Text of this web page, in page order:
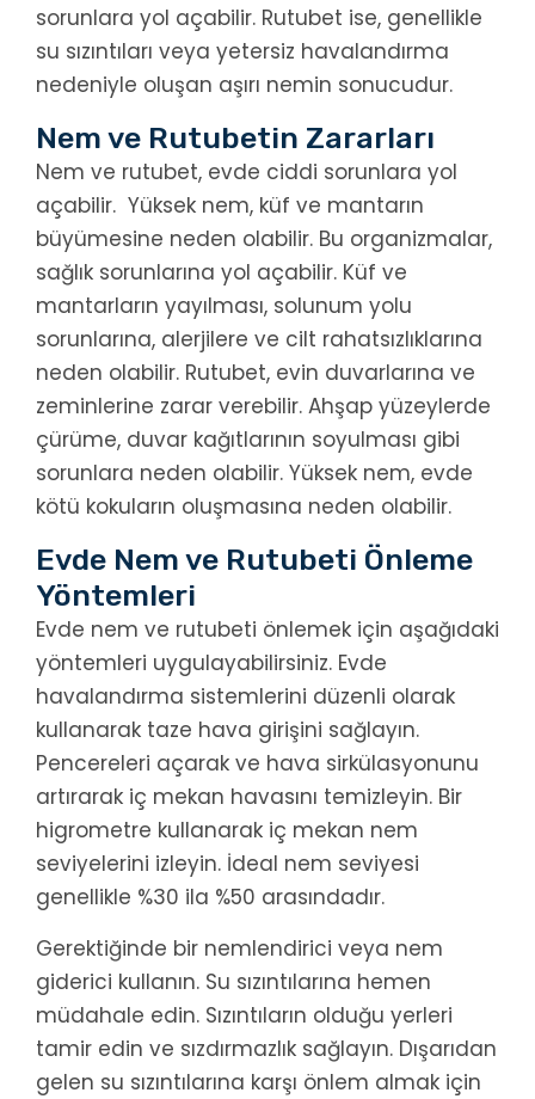
sorunlara yol açabilir. Rutubet ise, genellikle
su sızıntıları veya yetersiz havalandırma
nedeniyle oluşan aşırı nemin sonucudur.
Nem ve Rutubetin Zararları
Nem ve rutubet, evde ciddi sorunlara yol
açabilir. Yüksek nem, küf ve mantarın
büyümesine neden olabilir. Bu organizmalar,
sağlık sorunlarına yol açabilir. Küf ve
mantarların yayılması, solunum yolu
sorunlarına, alerjilere ve cilt rahatsızlıklarına
neden olabilir. Rutubet, evin duvarlarına ve
zeminlerine zarar verebilir. Ahşap yüzeylerde
çürüme, duvar kağıtlarının soyulması gibi
sorunlara neden olabilir. Yüksek nem, evde
kötü kokuların oluşmasına neden olabilir.
Evde Nem ve Rutubeti Önleme
Yöntemleri
Evde nem ve rutubeti önlemek için aşağıdaki
yöntemleri uygulayabilirsiniz. Evde
havalandırma sistemlerini düzenli olarak
kullanarak taze hava girişini sağlayın.
Pencereleri açarak ve hava sirkülasyonunu
artırarak iç mekan havasını temizleyin. Bir
higrometre kullanarak iç mekan nem
seviyelerini izleyin. İdeal nem seviyesi
genellikle %30 ila %50 arasındadır.
Gerektiğinde bir nemlendirici veya nem
giderici kullanın. Su sızıntılarına hemen
müdahale edin. Sızıntıların olduğu yerleri
tamir edin ve sızdırmazlık sağlayın. Dışarıdan
gelen su sızıntılarına karşı önlem almak için